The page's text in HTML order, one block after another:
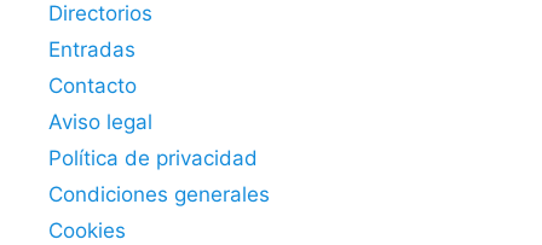
Directorios
Entradas
Contacto
Aviso legal
Política de privacidad
Condiciones generales
Cookies